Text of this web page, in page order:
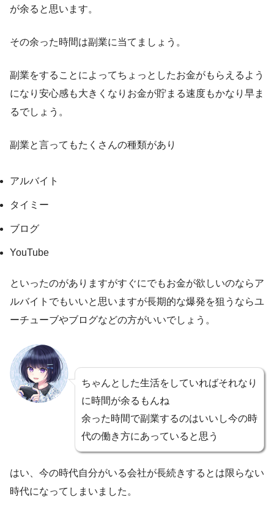
が余ると思います。
その余った時間は副業に当てましょう。
副業をすることによってちょっとしたお金がもらえるよう
になり安心感も大きくなりお金が貯まる速度もかなり早ま
るでしょう。
副業と言ってもたくさんの種類があり
アルバイト
タイミー
ブログ
YouTube
といったのがありますがすぐにでもお金が欲しいのならア
ルバイトでもいいと思いますが長期的な爆発を狙うならユ
ーチューブやブログなどの方がいいでしょう。
ちゃんとした生活をしていればそれなり
に時間が余るもんね
余った時間で副業するのはいいし今の時
代の働き方にあっていると思う
はい、今の時代自分がいる会社が長続きするとは限らない
時代になってしまいました。